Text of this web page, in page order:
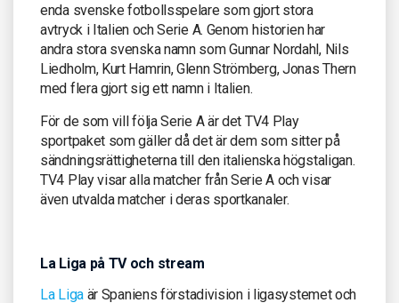
enda svenske fotbollsspelare som gjort stora
avtryck i Italien och Serie A. Genom historien har
andra stora svenska namn som Gunnar Nordahl, Nils
Liedholm, Kurt Hamrin, Glenn Strömberg, Jonas Thern
med flera gjort sig ett namn i Italien.
För de som vill följa Serie A är det TV4 Play
sportpaket som gäller då det är dem som sitter på
sändningsrättigheterna till den italienska högstaligan.
TV4 Play visar alla matcher från Serie A och visar
även utvalda matcher i deras sportkanaler.
La Liga på TV och stream
La Ligaär Spaniens förstadivision i ligasystemet och